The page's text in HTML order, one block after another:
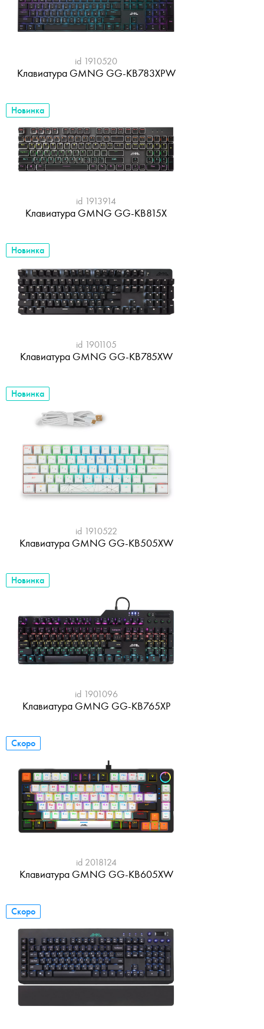
id 1910520
Клавиатура GMNG GG-KB783XPW
Новинка
id 1913914
Клавиатура GMNG GG-KB815X
Новинка
id 1901105
Клавиатура GMNG GG-KB785XW
Новинка
id 1910522
Клавиатура GMNG GG-KB505XW
Новинка
id 1901096
Клавиатура GMNG GG-KB765XP
Скоро
id 2018124
Клавиатура GMNG GG-KB605XW
Скоро